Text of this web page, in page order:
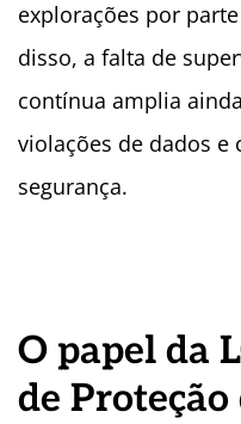
explorações por
disso, a falta de
contínua amplia
violações de dados
segurança.
O papel da
de Proteção